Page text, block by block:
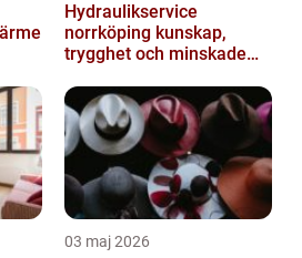
Hydraulikservice
norrköping kunskap,
trygghet och minskade
03 maj 2026